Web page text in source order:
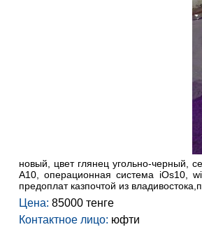
новый, цвет глянец угольно-черный,
А10, операционная система iOs10,
предоплат казпочтой из
Цена: 85000 тенге
Контактное лицо: юфти